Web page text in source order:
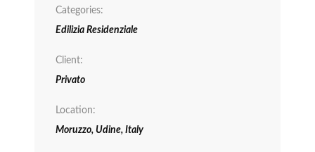
Categories:
Edilizia Residenziale
Client:
Privato
Location:
Moruzzo, Udine, Italy